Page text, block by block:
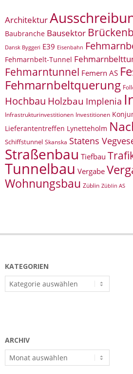
Architektur
Baubranche Bausektor
Dansk Byggeri E39 Eisenbahn
Fehmarnbelt-Tunnel
Fehmarntunnel Femern AS
Fehmarnbeltquerung
Hochbau Holzbau Implenia
Infrastrukturinvestitionen Investitionen
Lieferantentreffen Lynetteholm
Schiffstunnel Skanska Statens
Straßenbau Tiefbau
Tunnelbau Vergabe
Wohnungsbau Züblin Züblin AS
KATEGORIEN
Kategorien
ARCHIV
Archiv